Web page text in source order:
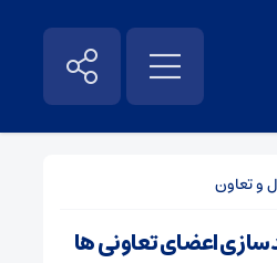
و تعاون
اعضای تعاونی ها